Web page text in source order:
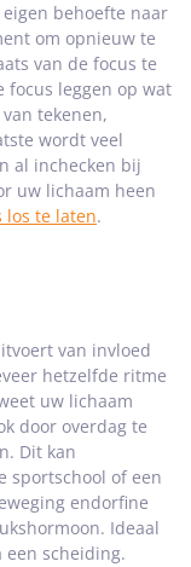
behoefte naar
om opnieuw te
van de focus te
focus leggen op wat
tekenen,
wordt veel
al inchecken bij
uw lichaam heen
los te laten.
van invloed
hetzelfde ritme
uw lichaam
door overdag te
Dit kan
sportschool of een
endorfine
Ideaal
scheiding.